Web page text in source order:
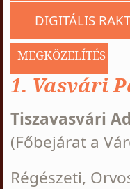
DIGITÁLIS
MEGKÖZELÍTÉS
1. Vasvári
Tiszavasvári
(Főbejárat a
Régészeti,